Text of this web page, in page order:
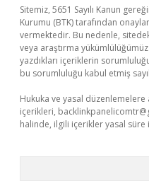
Sitemiz, 5651 Sayılı Kanun
Kurumu (BTK) tarafından
vermektedir. Bu nedenle,
veya araştırma
yazdıkları içeriklerin
bu sorumluluğu kabul etmiş
Hukuka ve yasal düzenlemelere
içerikleri,
halinde, ilgili içerikler yasal süre